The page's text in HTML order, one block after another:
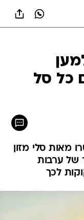
כל סל
מאות סלי מזון
של ערבות
לכך